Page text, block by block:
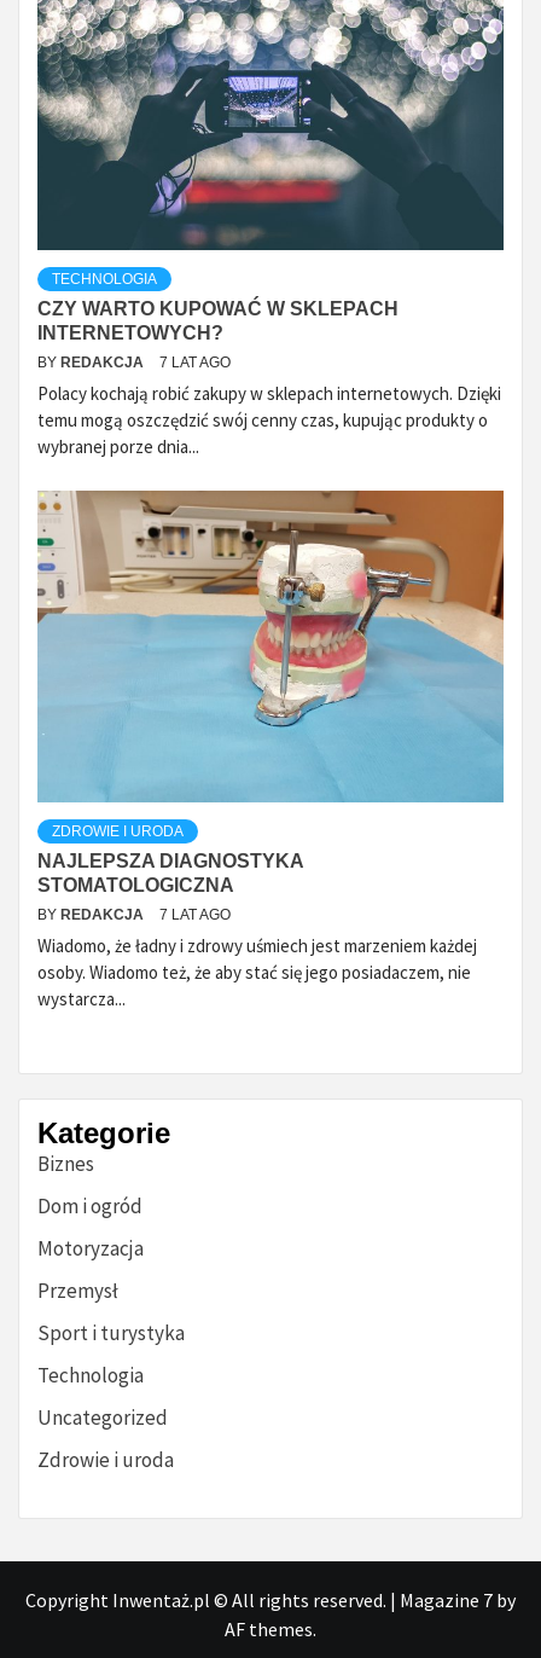
TECHNOLOGIA
CZY WARTO KUPOWAĆ W SKLEPACH
INTERNETOWYCH?
BY REDAKCJA 7 LAT AGO
Polacy kochają robić zakupy w sklepach internetowych. Dzięki
temu mogą oszczędzić swój cenny czas, kupując produkty o
wybranej porze dnia...
ZDROWIE I URODA
NAJLEPSZA DIAGNOSTYKA
STOMATOLOGICZNA
BY REDAKCJA 7 LAT AGO
Wiadomo, że ładny i zdrowy uśmiech jest marzeniem każdej
osoby. Wiadomo też, że aby stać się jego posiadaczem, nie
wystarcza...
Kategorie
Biznes
Dom i ogród
Motoryzacja
Przemysł
Sport i turystyka
Technologia
Uncategorized
Zdrowie i uroda
Copyright Inwentaż.pl © All rights reserved. | Magazine 7 by
AF themes.